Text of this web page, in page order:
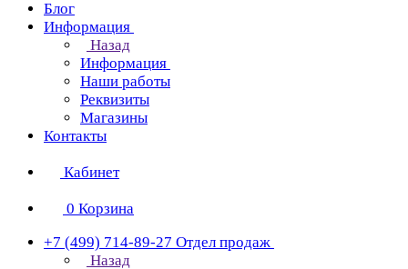
Блог
Информация
Назад
Информация
Наши работы
Реквизиты
Магазины
Контакты
Кабинет
0 Корзина
+7 (499) 714-89-27 Отдел продаж
Назад